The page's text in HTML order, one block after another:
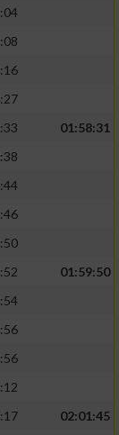
01:58:31
01:59:50
02:01:45